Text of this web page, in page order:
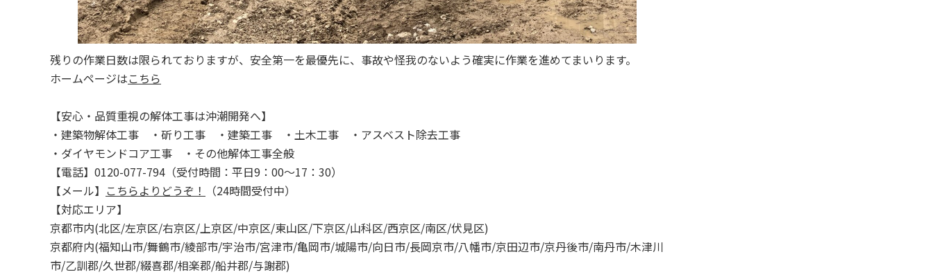
残りの作業日数は限られておりますが、安全第一を最優先に、事故や怪我のないよう確実に作業を進めてまいります。
ホームページはこちら
【安心・品質重視の解体工事は沖潮開発へ】
・建築物解体工事 ・斫り工事 ・建築工事 ・土木工事 ・アスベスト除去工事
・ダイヤモンドコア工事 ・その他解体工事全般
【電話】0120-077-794（受付時間：平日9：00～17：30）
【メール】 こちらよりどうぞ！
（24時間受付中）
【対応エリア】
京都市内(北区/左京区/右京区/上京区/中京区/東山区/下京区/山科区/西京区/南区/伏見区)
京都府内(福知山市/舞鶴市/綾部市/宇治市/宮津市/亀岡市/城陽市/向日市/長岡京市/八幡市/京田辺市/京丹後市/南丹市/木津川
市/乙訓郡/久世郡/綴喜郡/相楽郡/船井郡/与謝郡)